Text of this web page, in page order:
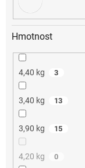
Hmotnost
4,40 kg 3
3,40 kg 13
3,90 kg 15
4,20 kg 0